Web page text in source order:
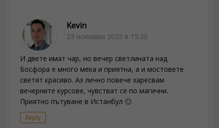
Kevin
23 ноември 2025 в 15:30
И двете имат чар, но вечер светлината над
Босфора е много мека и приятна, а и мостовете
светят красиво. Аз лично повече харесвам
вечерните курсове, чувстват се по магични.
Приятно пътуване в Истанбул 🙂
Reply